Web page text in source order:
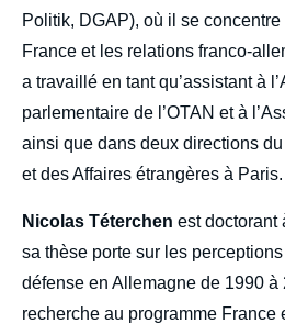
Politik, DGAP), où il se
France et les relations franco-
a travaillé en tant qu’assistant à
parlementaire de l’OTAN et à
ainsi que dans deux directions
et des Affaires étrangères à Paris.
Nicolas Téterchen est doctorant
sa thèse porte sur les
défense en Allemagne de 1990 à
recherche au programme France